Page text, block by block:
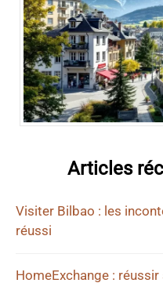
Articles
Visiter Bilbao : les
réussi
HomeExchange :